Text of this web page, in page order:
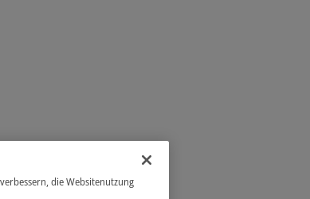
die Websitenutzung